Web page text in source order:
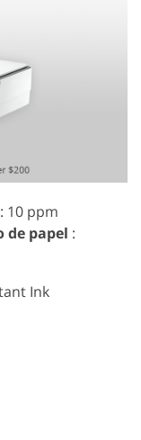
: 10 ppm
de papel :
Ink